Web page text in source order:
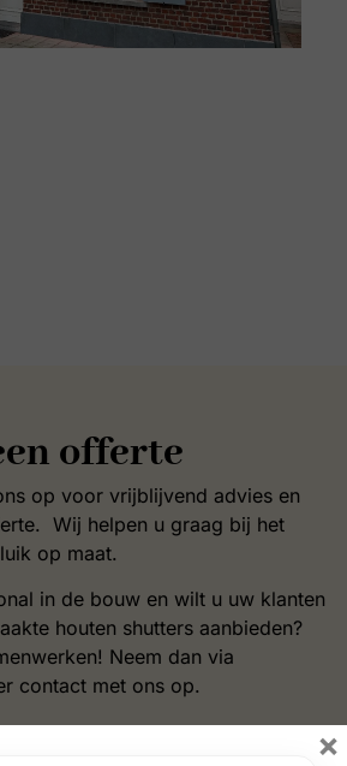
offerte
op voor vrijblijvend advies en
Wij helpen u graag bij het
op maat.
in de bouw en wilt u uw klanten
houten shutters aanbieden?
Neem dan via
contact met ons op.
×